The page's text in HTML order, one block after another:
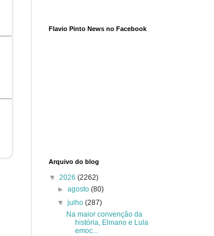
Flavio Pinto News no Facebook
Arquivo do blog
▼ 2026 (2262)
►agosto(80)
▼julho(287)
Na maior convenção da
história, Elmano e Lula
emoc...